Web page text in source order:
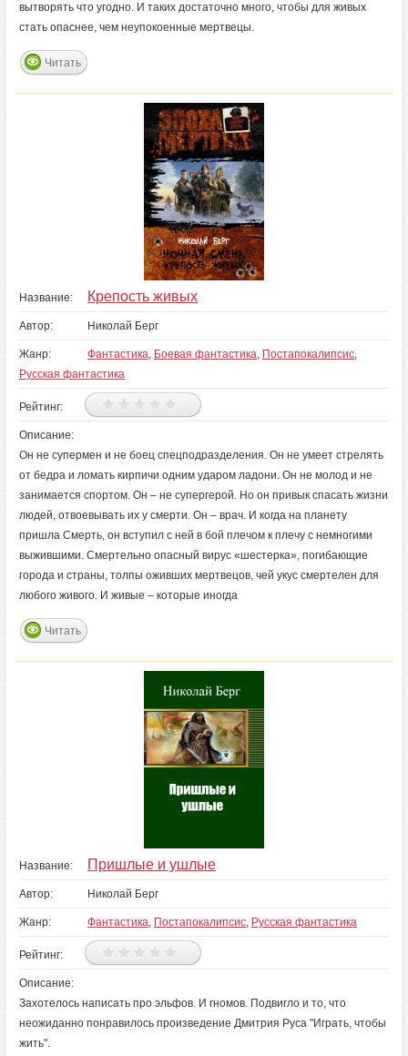
вытворять что угодно. И таких достаточно много, чтобы для живых
стать опаснее, чем неупокоенные мертвецы.
Читать
Название: Крепость живых
Автор: Николай Берг
Жанр: Фантастика, Боевая фантастика, Постапокалипсис,
Русская фантастика
Рейтинг:
Описание:
Он не супермен и не боец спецподразделения. Он не умеет стрелять
от бедра и ломать кирпичи одним ударом ладони. Он не молод и не
занимается спортом. Он – не супергерой. Но он привык спасать жизни
людей, отвоевывать их у смерти. Он – врач. И когда на планету
пришла Смерть, он вступил с ней в бой плечом к плечу с немногими
выжившими. Смертельно опасный вирус «шестерка», погибающие
города и страны, толпы оживших мертвецов, чей укус смертелен для
любого живого. И живые – которые иногда
Читать
Название: Пришлые и ушлые
Автор: Николай Берг
Жанр: Фантастика, Постапокалипсис, Русская фантастика
Рейтинг:
Описание:
Захотелось написать про эльфов. И гномов. Подвигло и то, что
неожиданно понравилось произведение Дмитрия Руса "Играть, чтобы
жить".